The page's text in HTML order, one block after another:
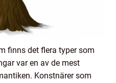
finns det flera typer som
var en av de mest
Konstnärer som